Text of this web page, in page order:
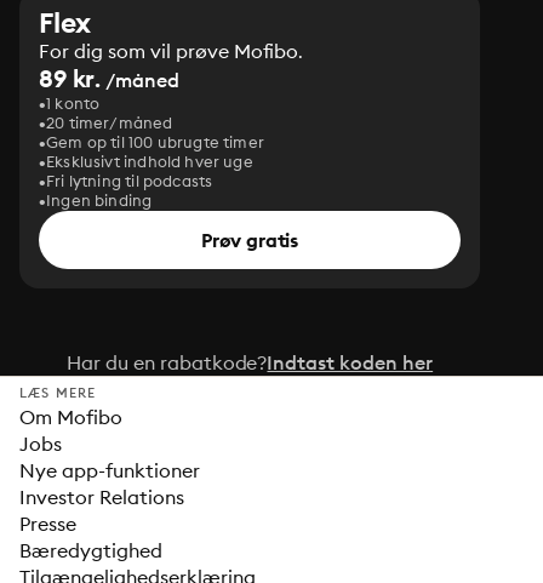
Flex
For dig som vil prøve Mofibo.
89 kr. /måned
1 konto
20 timer/måned
Gem op til 100 ubrugte timer
Eksklusivt indhold hver uge
Fri lytning til podcasts
Ingen binding
Prøv gratis
Har du en rabatkode?Indtast koden her
LÆS MERE
Om Mofibo
Jobs
Nye app-funktioner
Investor Relations
Presse
Bæredygtighed
Tilgængelighedserklæring